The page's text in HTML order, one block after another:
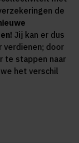
de
Jij kan er dus
verdienen; door
te stappen naar
het verschil